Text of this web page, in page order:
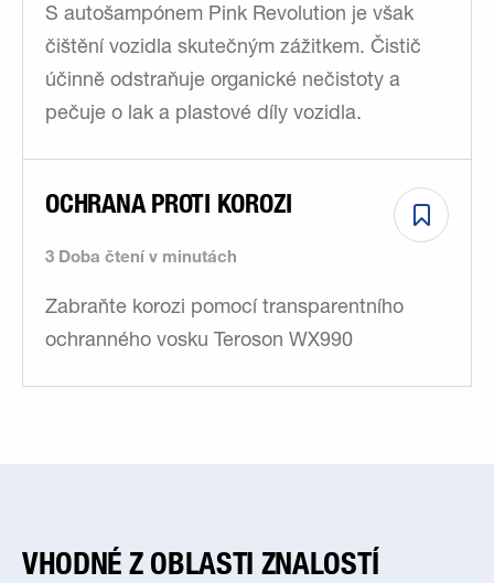
S autošampónem Pink Revolution je však
čištění vozidla skutečným zážitkem. Čistič
účinně odstraňuje organické nečistoty a
pečuje o lak a plastové díly vozidla.
3 Doba čtení v minutách
OCHRANA PROTI KOROZI
Zabraňte korozi pomocí transparentního
ochranného vosku Teroson WX990
VHODNÉ Z OBLASTI ZNALOSTÍ